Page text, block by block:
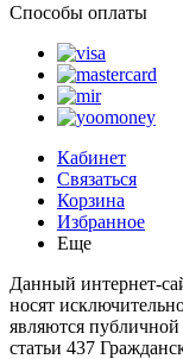
Способы оплаты
Кабинет
Связаться
Корзина
Избранное
Еще
Данный интернет-
носят
являются
статьи 437